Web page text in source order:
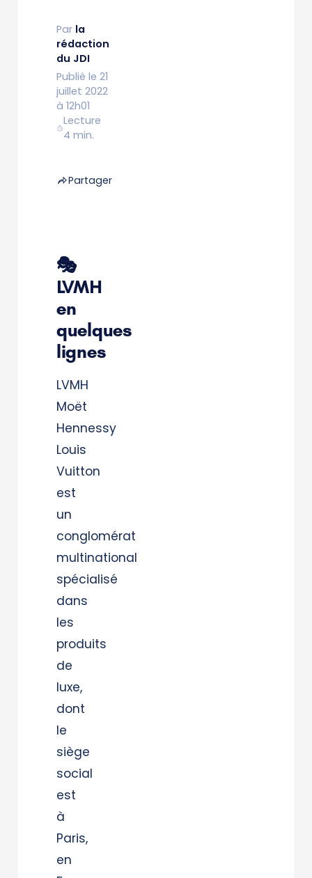
Par la
rédaction
du JDI
Publié le 21
juillet 2022
à 12h01
Lecture
4 min.
Partager
🎭
LVMH
en
quelques
lignes
LVMH
Moët
Hennessy
Louis
Vuitton
est
un
conglomérat
multinational
spécialisé
dans
les
produits
de
luxe,
dont
le
siège
social
est
à
Paris,
en